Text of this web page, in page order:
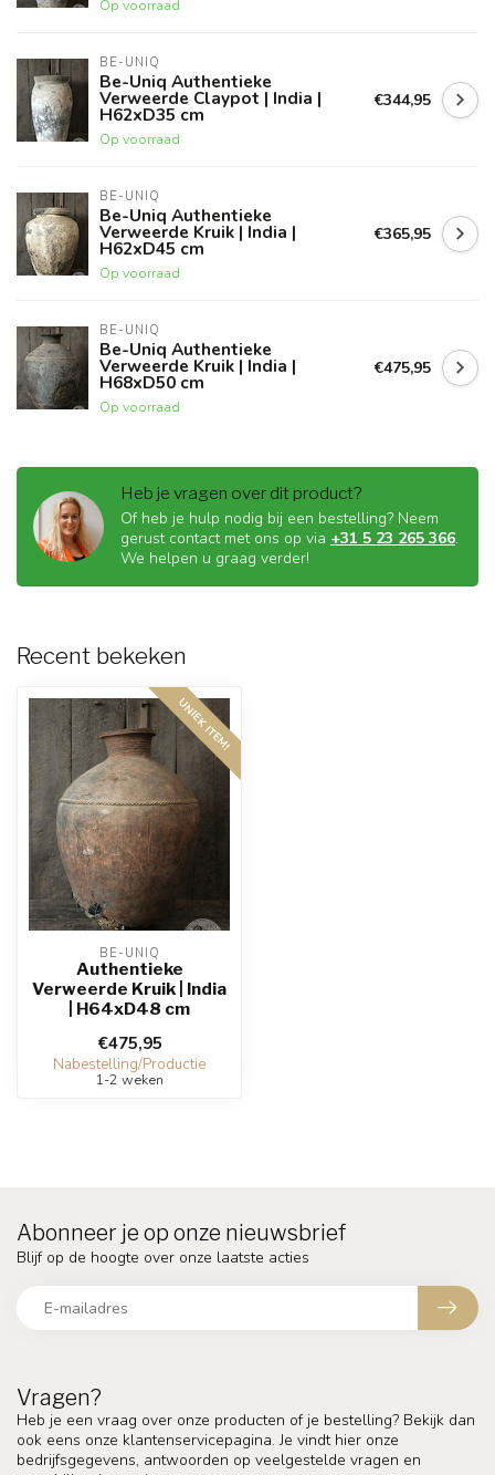
Op voorraad
BE-UNIQ
Be-Uniq Authentieke
Verweerde Claypot | India |
H62xD35 cm
Op voorraad
€344,95
BE-UNIQ
Be-Uniq Authentieke
Verweerde Kruik | India |
H62xD45 cm
Op voorraad
€365,95
BE-UNIQ
Be-Uniq Authentieke
Verweerde Kruik | India |
H68xD50 cm
Op voorraad
€475,95
Heb je vragen over dit product?
Of heb je hulp nodig bij een bestelling? Neem
gerust contact met ons op via +31 5 23 265 366.
We helpen u graag verder!
Recent bekeken
UNIEK ITEM!
BE-UNIQ
Authentieke
Verweerde Kruik | India
| H64xD48 cm
€475,95
Nabestelling/Productie
1-2 weken
Vragen?
Heb je een vraag over onze producten of je bestelling? Bekijk dan
ook eens onze klantenservicepagina. Je vindt hier onze
bedrijfsgegevens, antwoorden op veelgestelde vragen en
Abonneer je op onze nieuwsbrief
Blijf op de hoogte over onze laatste acties